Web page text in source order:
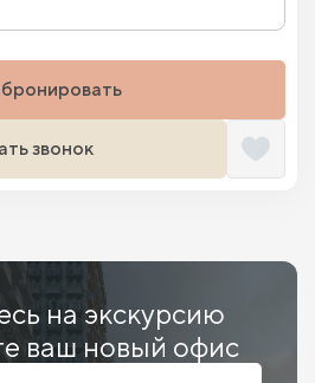
звонок
на экскурсию
ваш новый офис